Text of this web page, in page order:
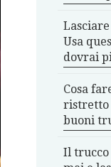
Usa
dovrai
Cosa
ristretto
buoni
Il trucco